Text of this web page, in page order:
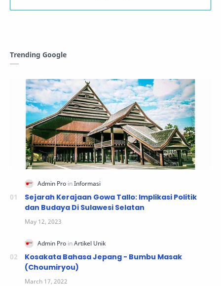
Trending Google
Sejarah Kerajaan Gowa Tallo: Implikasi Politik
dan Budaya Di Sulawesi Selatan
Kosakata Bahasa Jepang - Bumbu Masak
(Choumiryou)